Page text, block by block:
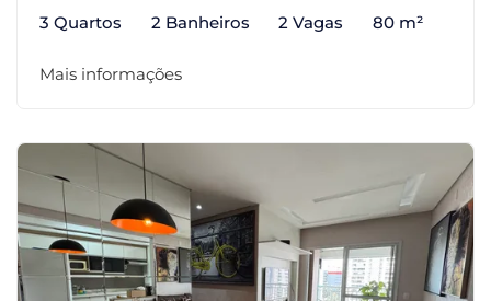
3 Quartos 2 Banheiros 2 Vagas 80 m²
Mais informações